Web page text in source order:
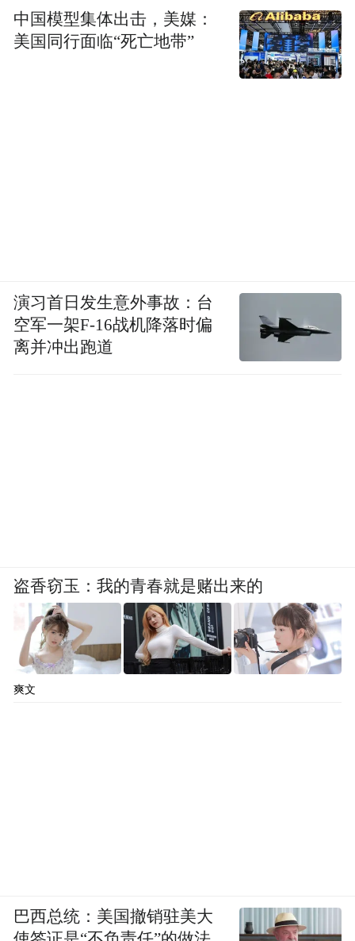
共青团三水区委书记朱嘉浩、区委统战部副
部长、区工商联党组书记黄汉云先后上台致
中国模型集体出击，美媒：
美国同行面临“死亡地带”
演习首日发生意外事故：台
空军一架F-16战机降落时偏
离并冲出跑道
盗香窃玉：我的青春就是赌出来的
爽文
巴西总统：美国撤销驻美大